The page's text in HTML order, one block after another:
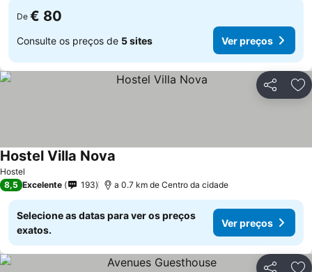
De € 80
Consulte os preços de 5 sites Ver preços
Partilhar
Hostel
Hostel Villa Nova
8,5 Excelente 193 a 0.7 km de Centro da cidade
Selecione as datas para ver os preços
exatos.
Ver preços